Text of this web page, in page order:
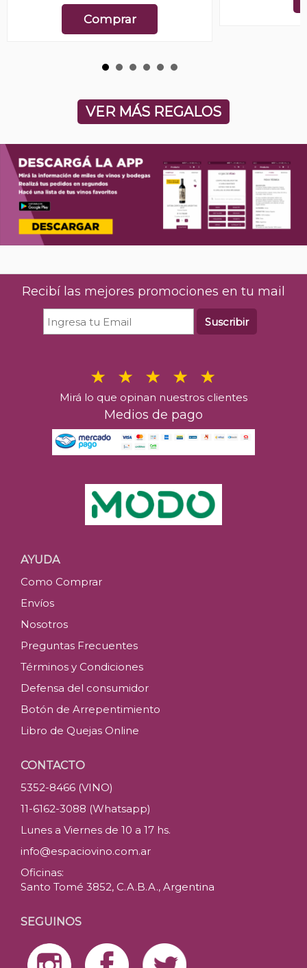
Comprar
VER MÁS REGALOS
Recibí las mejores promociones en tu mail
Suscribir
Mirá lo que opinan nuestros clientes
Medios de pago
AYUDA
Como Comprar
Envíos
Nosotros
Preguntas Frecuentes
Términos y Condiciones
Defensa del consumidor
Botón de Arrepentimiento
Libro de Quejas Online
CONTACTO
5352-8466 (VINO)
11-6162-3088 (Whatsapp)
Lunes a Viernes de 10 a 17 hs.
info@espaciovino.com.ar
Oficinas:
Santo Tomé 3852, C.A.B.A., Argentina
SEGUINOS